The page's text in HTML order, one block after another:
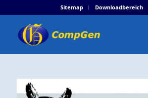
Sitemap Downloadbereich